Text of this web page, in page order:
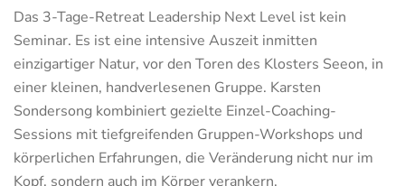
Das 3-Tage-Retreat Leadership Next Level ist kein
Seminar. Es ist eine intensive Auszeit inmitten
einzigartiger Natur, vor den Toren des Klosters Seeon, in
einer kleinen, handverlesenen Gruppe. Karsten
Sondersong kombiniert gezielte Einzel-Coaching-
Sessions mit tiefgreifenden Gruppen-Workshops und
körperlichen Erfahrungen, die Veränderung nicht nur im
Kopf, sondern auch im Körper verankern.